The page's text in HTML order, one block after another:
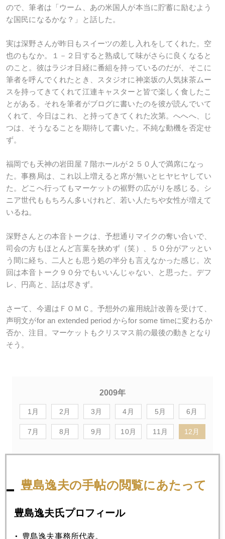
ので、筆者は「ウーム、あの米国人が本当に貯蓄に励むよう
な国民になるかな？」と話した。
実は深野さんが昨日もスイーツの差し入れをしてくれた。空
也のもなか。１－２日すると熟成して味がさらに良くなると
のこと。彼はラジオ日経に番組を持っているのだが、そこに
筆者を呼んでくれたとき、スタジオに神楽坂の人気抹茶ムー
スを持ってきてくれて江連キャスターと皆で楽しく食したこ
とがある。それを筆者がブログに書いたのを彼が読んでいて
くれて、今日はこれ、と持ってきてくれた次第。へへへ、じ
つは、そうなることを期待して書いた。不純な動機を否定せ
ず。
福岡でも天神の岩田屋７階ホールが２５０人で満席になっ
た。事務局は、これ以上増えると席が無いとヒヤヒヤしてい
た。どこへ行ってもマーケットの裾野の広がりを感じる。シ
ニア世代ももちろん多いけれど、若い人たちや女性が増えて
いるね。
深野さんとの本音トークは、予想通りマイクの奪い合いで、
司会の方もほとんど言葉を挟めず（笑）、５０分がアッとい
う間に経ち、二人とも思う処の半分も言えなかった感じ。次
回は本音トーク９０分でもいいんじゃない、と思った。デフ
レ、円高と、話は尽きず。
さーて、今週はＦＯＭＣ。予想外の雇用統計改善を受けて、
声明文がfor an extended period からfor some timeに変わるか
否か、注目。マーケットもクリスマス前の最後の動きとなり
そう。
2009年
1月 2月 3月 4月 5月 6月
7月 8月 9月 10月 11月 12月
今夜 亀井幸一郎＆池水雄一と相場を斬る特番生放送
2009年12月24日
豊島逸夫の手帖の閲覧にあたって
豊島逸夫氏プロフィール
豊島逸夫事務所代表。